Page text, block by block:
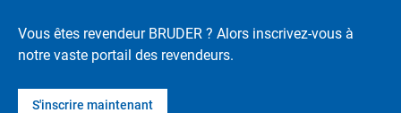
Vous êtes revendeur BRUDER ? Alors inscrivez-vous à
notre vaste portail des revendeurs.
S'inscrire maintenant